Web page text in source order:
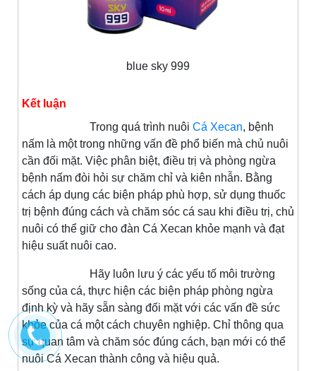
blue sky 999
Kết luận
Trong quá trình nuôi Cá Xecan, bệnh
nấm là một trong những vấn đề phổ biến mà chủ nuôi
cần đối mặt. Việc phân biệt, điều trị và phòng ngừa
bệnh nấm đòi hỏi sự chăm chỉ và kiên nhẫn. Bằng
cách áp dụng các biện pháp phù hợp, sử dụng thuốc
trị bệnh đúng cách và chăm sóc cá sau khi điều trị, chủ
nuôi có thể giữ cho đàn Cá Xecan khỏe mạnh và đạt
hiệu suất nuôi cao.
Hãy luôn lưu ý các yếu tố môi trường
sống của cá, thực hiện các biện pháp phòng ngừa
định kỳ và hãy sẵn sàng đối mặt với các vấn đề sức
khỏe của cá một cách chuyên nghiệp. Chỉ thông qua
sự quan tâm và chăm sóc đúng cách, bạn mới có thể
nuôi Cá Xecan thành công và hiệu quả.